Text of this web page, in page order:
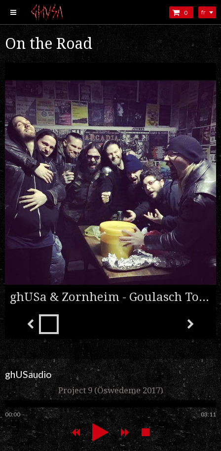
0 fr
On the Road
ghUSa & Zornheim - Goulasch Tour!
ghUSaudio
Project 9 (Öswedeme 2017)
00:00 03:11